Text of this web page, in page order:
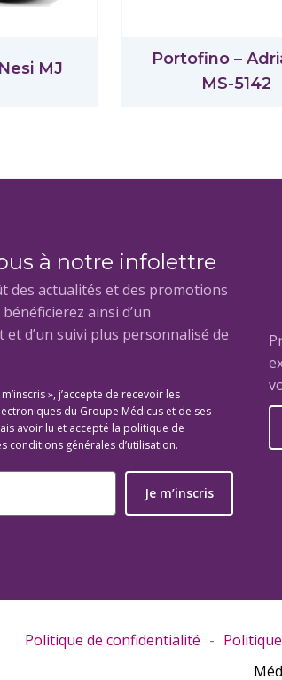
MJ
Portofino –
MS-5142
à notre infolettre
des actualités et des promotions
ainsi d’un
et d’un suivi plus personnalisé de
», j’accepte de recevoir les
du Groupe Médicus et de ses
avoir lu et accepté la politique de
conditions générales d’utilisation.
Je m’inscris
Politique de confidentialité